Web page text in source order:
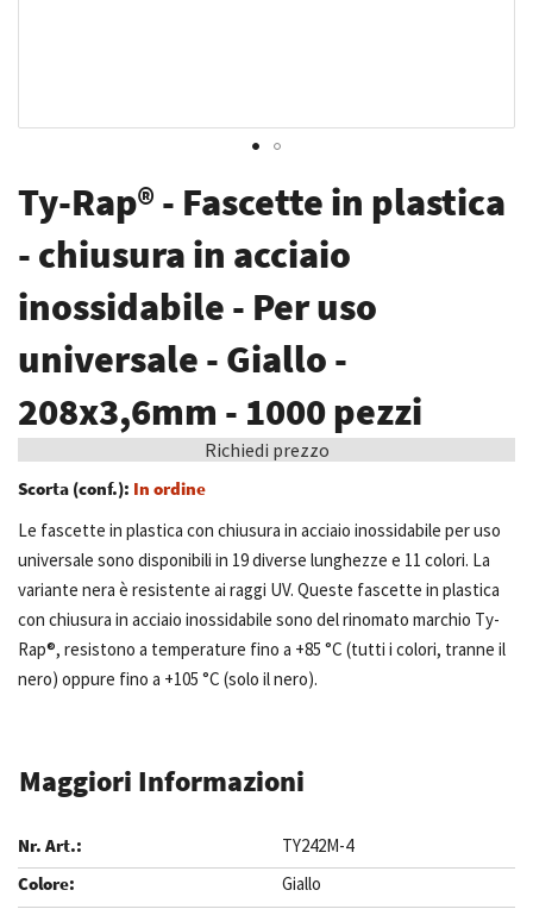
all'inizio
galleria
di
immagini
Ty-Rap® - Fascette in plastica
- chiusura in acciaio
inossidabile - Per uso
universale - Giallo -
208x3,6mm - 1000 pezzi
Richiedi prezzo
Scorta (conf.): In ordine
Le fascette in plastica con chiusura in acciaio inossidabile per uso
universale sono disponibili in 19 diverse lunghezze e 11 colori. La
variante nera è resistente ai raggi UV. Queste fascette in plastica
con chiusura in acciaio inossidabile sono del rinomato marchio Ty-
Rap®, resistono a temperature fino a +85 °C (tutti i colori, tranne il
nero) oppure fino a +105 °C (solo il nero).
Maggiori Informazioni
TY242M-4
Giallo